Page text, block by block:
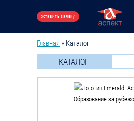
оставить заявку
Вы здесь
Главная » Каталог
КАТАЛОГ